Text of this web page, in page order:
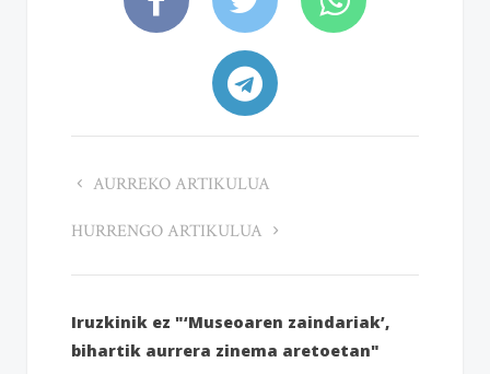
AURREKO ARTIKULUA
HURRENGO ARTIKULUA
Iruzkinik ez "‘Museoaren zaindariak’,
bihartik aurrera zinema aretoetan"